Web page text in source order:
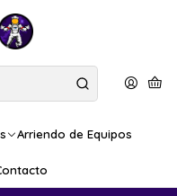
Arriendo de Equipos